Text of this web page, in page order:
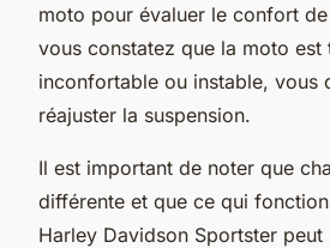
moto pour évaluer le confort
vous constatez que la moto est
inconfortable ou instable, vous
réajuster la suspension.
Il est important de noter que
différente et que ce qui
Harley Davidson Sportster peut